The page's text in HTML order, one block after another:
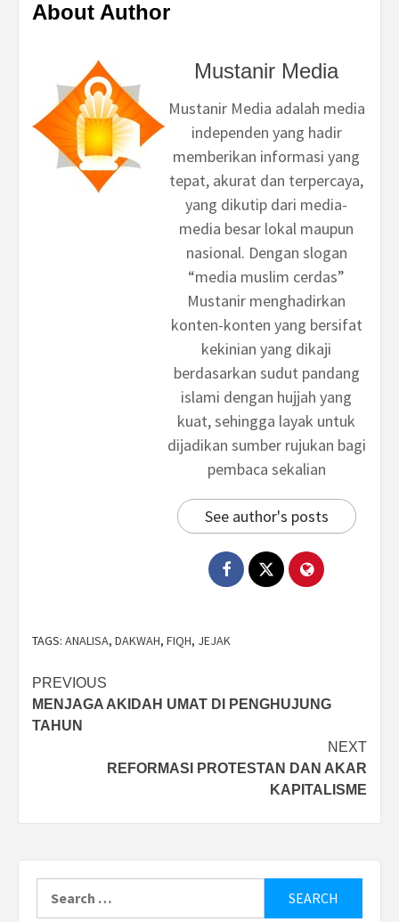
About Author
Mustanir Media
Mustanir Media adalah media
independen yang hadir
memberikan informasi yang
tepat, akurat dan terpercaya,
yang dikutip dari media-
media besar lokal maupun
nasional. Dengan slogan
“media muslim cerdas”
Mustanir menghadirkan
konten-konten yang bersifat
kekinian yang dikaji
berdasarkan sudut pandang
islami dengan hujjah yang
kuat, sehingga layak untuk
dijadikan sumber rujukan bagi
pembaca sekalian
See author's posts
TAGS: ANALISA, DAKWAH, FIQH, JEJAK
Post
navigation
PREVIOUS
MENJAGA AKIDAH UMAT DI PENGHUJUNG
TAHUN
NEXT
REFORMASI PROTESTAN DAN AKAR
KAPITALISME
for: